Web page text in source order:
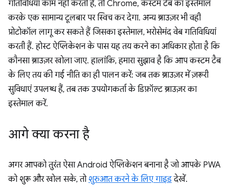
गतिविधियां काम नहीं करती हैं, तो Chrome, कस्टम टैब का इस्तेमाल
करके एक सामान्य टूलबार पर स्विच कर देगा. अन्य ब्राउज़र भी वही
प्रोटोकॉल लागू कर सकते हैं जिसका इस्तेमाल, भरोसेमंद वेब गतिविधियां
करती हैं. होस्ट ऐप्लिकेशन के पास यह तय करने का अधिकार होता है कि
कौनसा ब्राउज़र खोला जाए. हालांकि, हमारा सुझाव है कि आप कस्टम टैब
के लिए तय की गई नीति का ही पालन करें: जब तक ब्राउज़र में ज़रूरी
सुविधाएं उपलब्ध हैं, तब तक उपयोगकर्ता के डिफ़ॉल्ट ब्राउज़र का
इस्तेमाल करें.
आगे क्या करना है
अगर आपको तुरंत ऐसा Android ऐप्लिकेशन बनाना है जो आपके PWA
को शुरू और खोल सके, तोशुरुआत करने के लिए गाइडदेखें.